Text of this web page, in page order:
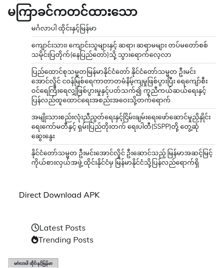
မကြာခင်ကတင်ထားသော
မင်္ဂလာပါ ထိုင်းနှင့်မြန်မာ
ကျောင်းသား၊ ကျောင်းသူများနှင့် ဆရာ၊ ဆရာမများ တပ်မတော်စစ်
သမိုင်းပြတိုက်(နေပြည်တော်)သို့ သွားရောက်လေ့လာ
ပြည်ထောင်စုသမ္မတမြန်မာနိုင်ငံတော် နိုင်ငံတော်သမ္မတ ဦးမင်း
အောင်လှိုင် ငဝန်မြစ်ရေကာတာတမံနိမ့်ကျမှုဖြစ်ပွားပြီး ရေကျော်စီး
ဝင်ရေကြီးရေလျှံဖြစ်ပွားမှုနှင့်ပတ်သက်၍ ကူညီကယ်ဆယ်ရေးနှင့်
ပြန်လည်ထူထောင်ရေးအစည်းအဝေးသို့တက်ရောက်
အမျိုးသားစည်းလုံးညီညွတ်ရေးနှင့်ငြိမ်းချမ်းရေးဖော်ဆောင်မှုညှိနှိုင်း
ရေးကော်မတီနှင့် ရှမ်းပြည်တိုးတက် ရေးပါတီ(SSPP)တို့ တွေ့ဆုံ
ဆွေးနွေး
နိုင်ငံတော်သမ္မတ ဦးမင်းအောင်လှိုင် ဦးဆောင်သည့် မြန်မာအဆင့်မြင့်
ကိုယ်စားလှယ်အဖွဲ့ ထိုင်းနိုင်ငံမှ မြန်မာနိုင်ငံသို့ပြန်လည်ရောက်ရှိ
Direct Download APK
Latest Posts
Trending Posts